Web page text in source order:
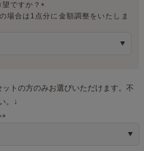
ですか？
(
場合は1点分に金額調整をいたしま
トの方のみお選びいただけます。不
。↓